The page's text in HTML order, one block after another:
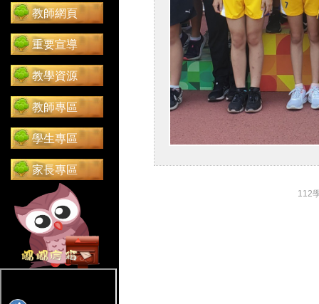
教師網頁
重要宣導
教學資源
教師專區
學生專區
家長專區
112